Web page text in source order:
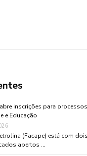
inscrições para
e Educação
(Facape) está com
abertos …